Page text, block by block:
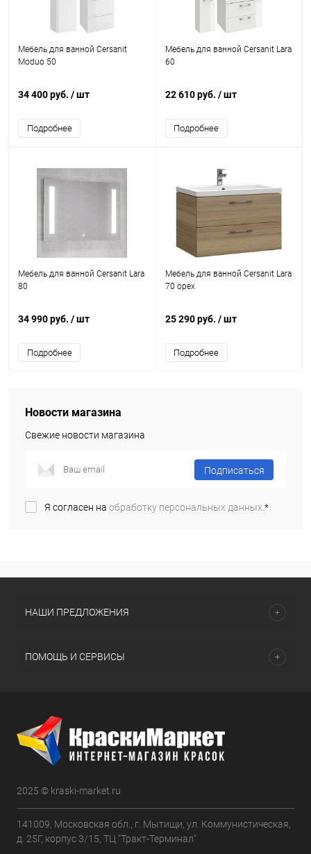
Мебель для ванной Cersanit
Moduo 50
34 400 руб. / шт
Подробнее
Мебель для ванной Cersanit Lara
60
22 610 руб. / шт
Подробнее
Мебель для ванной Cersanit Lara
80
34 990 руб. / шт
Подробнее
Мебель для ванной Cersanit Lara
70 орех
25 290 руб. / шт
Подробнее
Новости магазина
Свежие новости магазина
Подписаться
Я согласен на обработку персональных данных.*
НАШИ ПРЕДЛОЖЕНИЯ
ПОМОЩЬ И СЕРВИСЫ
2025 © kraski-market.ru
141009, Московская обл., г. Мытищи, ул. Коммунистическая,
д. 25Г, корпус 3/15, ТЦ "Тракт-Терминал"